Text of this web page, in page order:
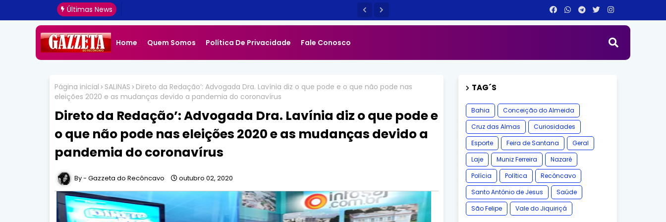
Últimas News
Home Quem Somos Política De Privacidade Fale Conosco
Página inicial SALINAS
Direto da Redação’: Advogada Dra. Lavínia diz o que pode e o que não pode nas
eleições 2020 e as mudanças devido a pandemia do coronavírus
Direto da Redação’: Advogada Dra. Lavínia diz o que pode e
o que não pode nas eleições 2020 e as mudanças devido a
pandemia do coronavírus
Gazzeta do Recôncavo outubro 02, 2020
TAG´S
Bahia
Conceição do Almeida
Cruz das Almas
Curiosidades
Esporte
Feira de Santana
Geral
Laje
Muniz Ferreira
Nazaré
Polícia
Política
Recôncavo
Santo Antônio de Jesus
Saúde
São Felipe
Vale do Jiquiriçá